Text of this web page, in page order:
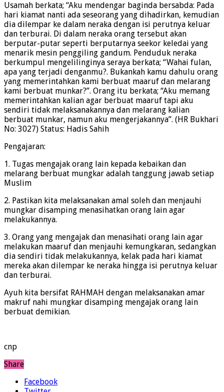
Usamah berkata; “Aku mendengar baginda bersabda: Pada
hari kiamat nanti ada seseorang yang dihadirkan, kemudian
dia dilempar ke dalam neraka dengan isi perutnya keluar
dan terburai. Di dalam neraka orang tersebut akan
berputar-putar seperti berputarnya seekor keledai yang
menarik mesin penggiling gandum. Penduduk neraka
berkumpul mengelilinginya seraya berkata; “Wahai fulan,
apa yang terjadi denganmu?. Bukankah kamu dahulu orang
yang memerintahkan kami berbuat maaruf dan melarang
kami berbuat munkar?”. Orang itu berkata; “Aku memang
memerintahkan kalian agar berbuat maaruf tapi aku
sendiri tidak melaksanakannya dan melarang kalian
berbuat munkar, namun aku mengerjakannya”. (HR Bukhari
No: 3027) Status: Hadis Sahih
Pengajaran:
1. Tugas mengajak orang lain kepada kebaikan dan
melarang berbuat mungkar adalah tanggung jawab setiap
Muslim
2. Pastikan kita melaksanakan amal soleh dan menjauhi
mungkar disamping menasihatkan orang lain agar
melakukannya.
3. Orang yang mengajak dan menasihati orang lain agar
melakukan maaruf dan menjauhi kemungkaran, sedangkan
dia sendiri tidak melakukannya, kelak pada hari kiamat
mereka akan dilempar ke neraka hingga isi perutnya keluar
dan terburai.
Ayuh kita bersifat RAHMAH dengan melaksanakan amar
makruf nahi mungkar disamping mengajak orang lain
berbuat demikian.
cnp
Share
Facebook